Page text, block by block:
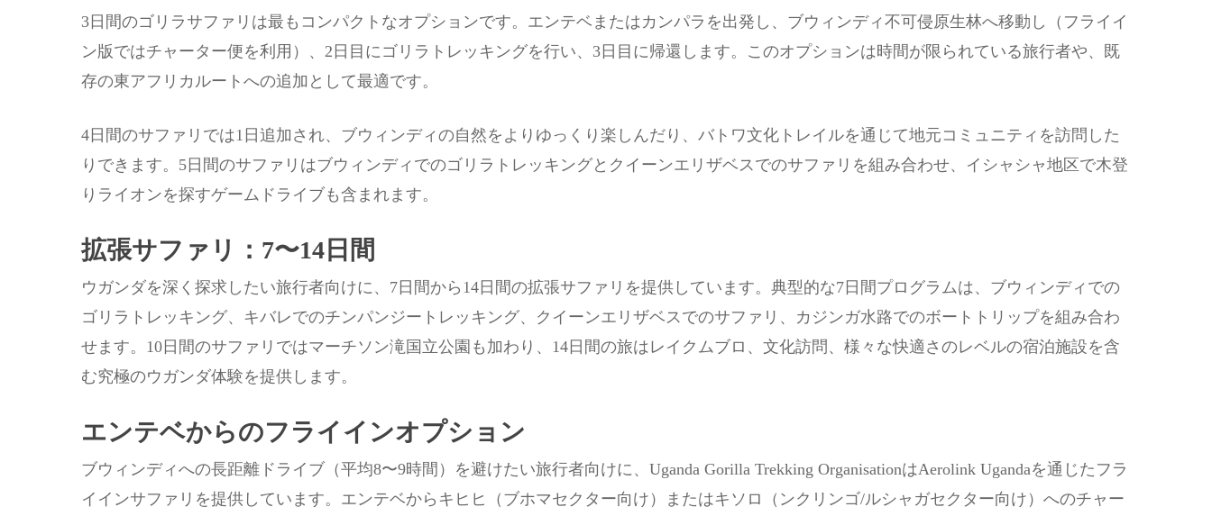
3日間のゴリラサファリは最もコンパクトなオプションです。エンテベまたはカンパラを出発し、ブウィンディ不可侵原生林へ移動し（フライイ
ン版ではチャーター便を利用）、2日目にゴリラトレッキングを行い、3日目に帰還します。このオプションは時間が限られている旅行者や、既
存の東アフリカルートへの追加として最適です。
4日間のサファリでは1日追加され、ブウィンディの自然をよりゆっくり楽しんだり、バトワ文化トレイルを通じて地元コミュニティを訪問した
りできます。5日間のサファリはブウィンディでのゴリラトレッキングとクイーンエリザベスでのサファリを組み合わせ、イシャシャ地区で木登
りライオンを探すゲームドライブも含まれます。
拡張サファリ：7〜14日間
ウガンダを深く探求したい旅行者向けに、7日間から14日間の拡張サファリを提供しています。典型的な7日間プログラムは、ブウィンディでの
ゴリラトレッキング、キバレでのチンパンジートレッキング、クイーンエリザベスでのサファリ、カジンガ水路でのボートトリップを組み合わ
せます。10日間のサファリではマーチソン滝国立公園も加わり、14日間の旅はレイクムブロ、文化訪問、様々な快適さのレベルの宿泊施設を含
む究極のウガンダ体験を提供します。
エンテベからのフライインオプション
ブウィンディへの長距離ドライブ（平均8〜9時間）を避けたい旅行者向けに、Uganda Gorilla Trekking OrganisationはAerolink Ugandaを通じたフラ
イインサファリを提供しています。エンテベからキヒヒ（ブホマセクター向け）またはキソロ（ンクリンゴ/ルシャガセクター向け）へのチャー